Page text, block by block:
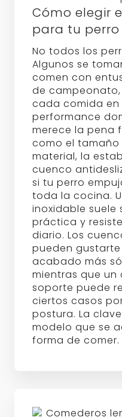
Cómo elegir
para tu perro
No todos los
Algunos se
comen con
de
cada comida
performance
merece la pena
como el tamaño
material, la
cuenco
si tu perro
toda la cocina.
inoxidable suele
práctica y
diario. Los
pueden
acabado más
mientras que un
soporte puede
ciertos casos
postura. La
modelo que se
forma de comer.